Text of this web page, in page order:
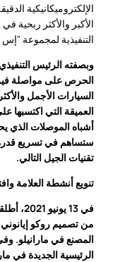
الإلكتروميكانيكية
التنفيذية لمجموعة
وبصفته الرئيس
الحرص على مواصلة
السيارات الأجمل
أشباه الموصلات الذي
ستساهم في تسريع
تقنيات الجيل التالي.
تنويع أنشطة العلامة
في 13
من تصميم روكو
المصنع في مارانيلو.
الرئيسية الجديدة في